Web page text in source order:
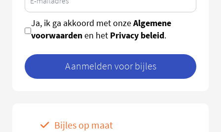
Ja, ik ga akkoord met onzeAlgemene
voorwaardenen het Privacy beleid.
Aanmelden voor bijles
Bijles op maat